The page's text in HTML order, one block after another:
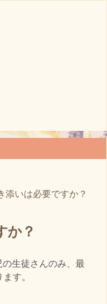
添いは必要ですか？
か？
生徒さんのみ、最
す。